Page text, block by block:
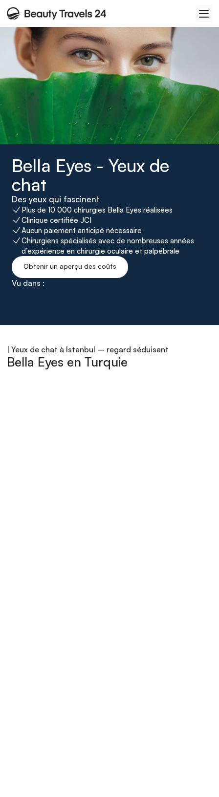
Bella Eyes - Yeux de
chat
Des yeux qui fascinent
Plus de 10 000 chirurgies Bella Eyes réalisées
Clinique certifiée JCI
Aucun paiement anticipé nécessaire
Chirurgiens spécialisés avec de nombreuses années
d’expérience en chirurgie oculaire et palpébrale
Obtenir un aperçu des coûts
Vu dans :
| Yeux de chat à Istanbul – regard séduisant
Bella Eyes en Turquie